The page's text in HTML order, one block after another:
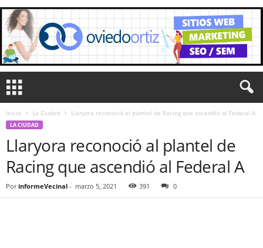
Inicio La Ciudad Llaryora reconoció al plantel de Racing que ascendió al Federal A
LA CIUDAD
Llaryora reconoció al plantel de
Racing que ascendió al Federal A
Por informeVecinal - marzo 5, 2021 391 0